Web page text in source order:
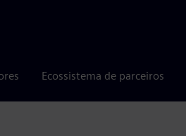
Ecossistema de parceiros